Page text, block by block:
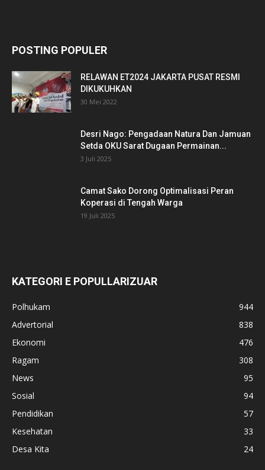
POSTING POPULER
RELAWAN ET2024 JAKARTA PUSAT RESMI
DIKUKUHKAN
30 Mei 2022
Desri Nago: Pengadaan Natura Dan Jamuan
Setda OKU Sarat Dugaan Permainan...
3 Juli 2025
Camat Sako Dorong Optimalisasi Peran
Koperasi di Tengah Warga
19 Juli 2025
KATEGORI E POPULLARIZUAR
Polhukam
944
Advertorial
838
Ekonomi
476
Ragam
308
News
95
Sosial
94
Pendidikan
57
Kesehatan
33
Desa Kita
24